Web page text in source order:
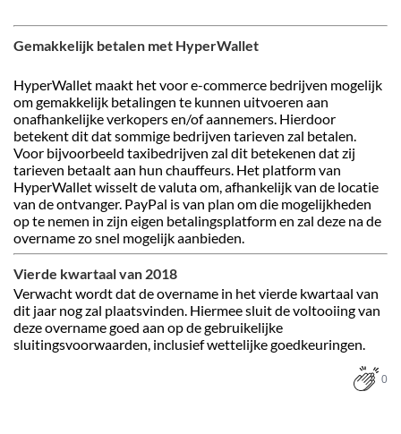
Gemakkelijk betalen met HyperWallet
HyperWallet maakt het voor e-commerce bedrijven mogelijk
om gemakkelijk betalingen te kunnen uitvoeren aan
onafhankelijke verkopers en/of aannemers. Hierdoor
betekent dit dat sommige bedrijven tarieven zal betalen.
Voor bijvoorbeeld taxibedrijven zal dit betekenen dat zij
tarieven betaalt aan hun chauffeurs. Het platform van
HyperWallet wisselt de valuta om, afhankelijk van de locatie
van de ontvanger. PayPal is van plan om die mogelijkheden
op te nemen in zijn eigen betalingsplatform en zal deze na de
overname zo snel mogelijk aanbieden.
Vierde kwartaal van 2018
Verwacht wordt dat de overname in het vierde kwartaal van
dit jaar nog zal plaatsvinden. Hiermee sluit de voltooiing van
deze overname goed aan op de gebruikelijke
sluitingsvoorwaarden, inclusief wettelijke goedkeuringen.
0